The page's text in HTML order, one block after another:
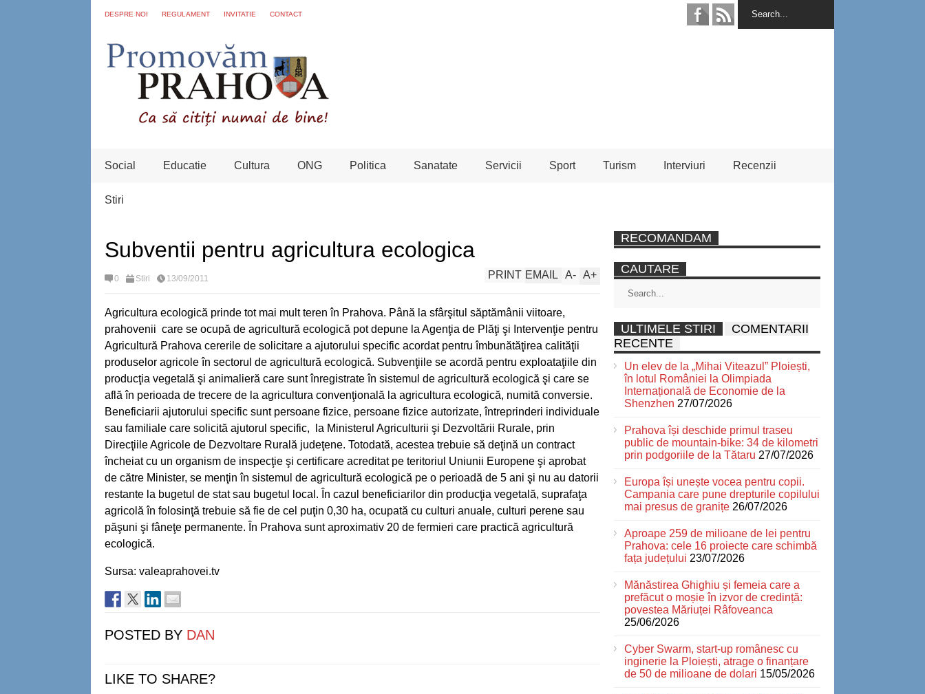
DESPRE NOI REGULAMENT INVITATIE CONTACT
Social Educatie Cultura ONG Politica Sanatate Servicii Sport Turism Interviuri Recenzii
Stiri
Subventii pentru agricultura ecologica
0 Stiri 13/09/2011 A+
A-
EMAIL
PRINT
Agricultura ecologică prinde tot mai mult teren în Prahova. Până la sfârşitul săptămânii viitoare,
prahovenii care se ocupă de agricultură ecologică pot depune la Agenţia de Plăţi şi Intervenţie pentru
Agricultură Prahova cererile de solicitare a ajutorului specific acordat pentru îmbunătăţirea calităţii
produselor agricole în sectorul de agricultură ecologică. Subvenţiile se acordă pentru exploataţiile din
producţia vegetală şi animalieră care sunt înregistrate în sistemul de agricultură ecologică şi care se
află în perioada de trecere de la agricultura convenţională la agricultura ecologică, numită conversie.
Beneficiarii ajutorului specific sunt persoane fizice, persoane fizice autorizate, întreprinderi individuale
sau familiale care solicită ajutorul specific, la Ministerul Agriculturii şi Dezvoltării Rurale, prin
Direcţiile Agricole de Dezvoltare Rurală judeţene. Totodată, acestea trebuie să deţină un contract
încheiat cu un organism de inspecţie şi certificare acreditat pe teritoriul Uniunii Europene şi aprobat
de către Minister, se menţin în sistemul de agricultură ecologică pe o perioadă de 5 ani şi nu au datorii
restante la bugetul de stat sau bugetul local. În cazul beneficiarilor din producţia vegetală, suprafaţa
agricolă în folosinţă trebuie să fie de cel puţin 0,30 ha, ocupată cu culturi anuale, culturi perene sau
păşuni şi fâneţe permanente. În Prahova sunt aproximativ 20 de fermieri care practică agricultură
ecologică.
Sursa: valeaprahovei.tv
POSTED BY DAN
LIKE TO SHARE?
RECOMANDAM
CAUTARE
ULTIMELE STIRI
COMENTARII
RECENTE
Un elev de la „Mihai Viteazul” Ploiești,
în lotul României la Olimpiada
Internațională de Economie de la
Shenzhen 27/07/2026
Prahova își deschide primul traseu
public de mountain-bike: 34 de kilometri
prin podgoriile de la Tătaru 27/07/2026
Europa își unește vocea pentru copii.
Campania care pune drepturile copilului
mai presus de granițe 26/07/2026
Aproape 259 de milioane de lei pentru
Prahova: cele 16 proiecte care schimbă
fața județului 23/07/2026
Mănăstirea Ghighiu și femeia care a
prefăcut o moșie în izvor de credință:
povestea Măriuței Râfoveanca
25/06/2026
Cyber Swarm, start-up românesc cu
inginerie la Ploiești, atrage o finanțare
de 50 de milioane de dolari 15/05/2026